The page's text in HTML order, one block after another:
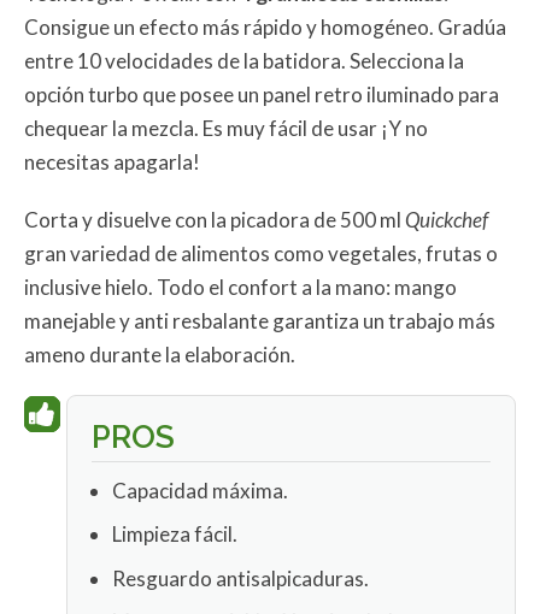
Consigue un efecto más rápido y homogéneo. Gradúa
entre 10 velocidades de la batidora. Selecciona la
opción turbo que posee un panel retro iluminado para
chequear la mezcla. Es muy fácil de usar ¡Y no
necesitas apagarla!
Corta y disuelve con la picadora de 500 mlQuickchef
gran variedad de alimentos como vegetales, frutas o
inclusive hielo. Todo el confort a la mano: mango
manejable y anti resbalante garantiza un trabajo más
ameno durante la elaboración.
PROS
Capacidad máxima.
Limpieza fácil.
Resguardo antisalpicaduras.